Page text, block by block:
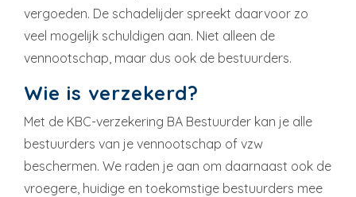
vergoeden. De schadelijder spreekt daarvoor zo
veel mogelijk schuldigen aan. Niet alleen de
vennootschap, maar dus ook de bestuurders.
Wie is verzekerd?
Met de KBC-verzekering BA Bestuurder kan je alle
bestuurders van je vennootschap of vzw
beschermen. We raden je aan om daarnaast ook de
vroegere, huidige en toekomstige bestuurders mee